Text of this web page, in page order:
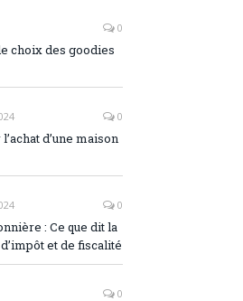
0
choix des goodies
0
d’une maison
0
: Ce que dit la
et de fiscalité
0